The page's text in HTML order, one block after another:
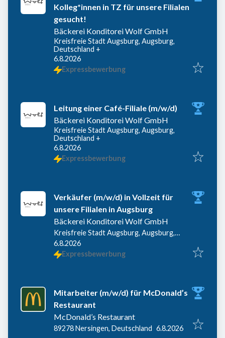
Kolleg*innen in TZ für unsere Filialen
gesucht!
Bäckerei Konditorei Wolf GmbH
Kreisfreie Stadt Augsburg, Augsburg,
Deutschland +
Veröffentlicht
6.8.2026
Expressbewerbung
Leitung einer Café-Filiale (m/w/d)
Bäckerei Konditorei Wolf GmbH
Kreisfreie Stadt Augsburg, Augsburg,
Deutschland +
Veröffentlicht
6.8.2026
Expressbewerbung
Verkäufer (m/w/d) in Vollzeit für
unsere Filialen in Augsburg
Bäckerei Konditorei Wolf GmbH
Kreisfreie Stadt Augsburg, Augsburg,
Deutschland
Veröffentlicht
6.8.2026
Expressbewerbung
Mitarbeiter (m/w/d) für McDonald’s
Restaurant
McDonald’s Restaurant
89278 Nersingen, Deutschland Veröffentlicht
6.8.2026